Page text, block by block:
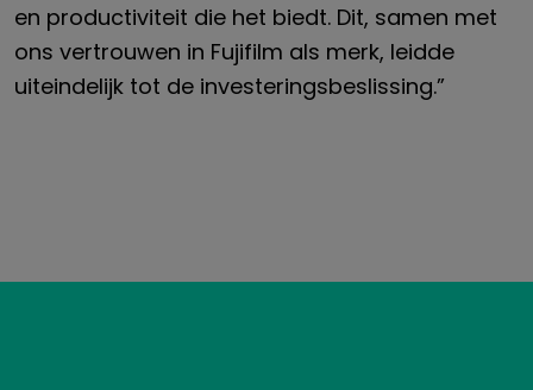
en productiviteit die het biedt. Dit, samen met
ons vertrouwen in Fujifilm als merk, leidde
uiteindelijk tot de investeringsbeslissing.”